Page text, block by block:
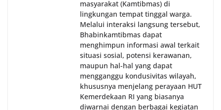
masyarakat (Kamtibmas) di
lingkungan tempat tinggal warga.
Melalui interaksi langsung tersebut,
Bhabinkamtibmas dapat
menghimpun informasi awal terkait
situasi sosial, potensi kerawanan,
maupun hal-hal yang dapat
mengganggu kondusivitas wilayah,
khususnya menjelang perayaan HUT
Kemerdekaan RI yang biasanya
diwarnai dengan berbagai kegiatan